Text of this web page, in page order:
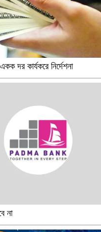
দর কার্যকরে নির্দেশনা
না